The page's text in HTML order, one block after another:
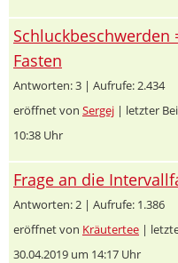
Fasten
Antworten: 3 | Aufrufe: 2.434
eröffnet von Sergej | letzter
10:38 Uhr
Frage an die
Antworten: 2 | Aufrufe: 1.386
eröffnet von Kräutertee |
30.04.2019 um 14:17 Uhr